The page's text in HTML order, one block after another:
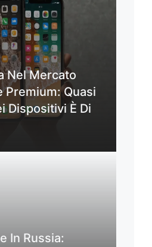
Nel Mercato
Premium: Quasi
Dispositivi È Di
In Russia: